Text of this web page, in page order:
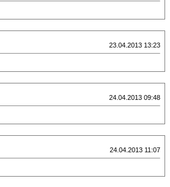
23.04.2013 13:23
24.04.2013 09:48
24.04.2013 11:07